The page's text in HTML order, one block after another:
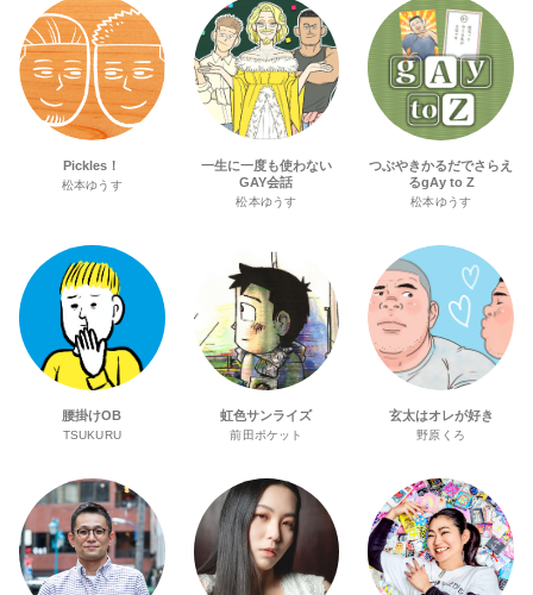
Pickles！
松本ゆうす
一生に一度も使わない
GAY会話
松本ゆうす
つぶやきかるだでさらえ
るgAy to Z
松本ゆうす
腰掛けOB
TSUKURU
虹色サンライズ
前田ポケット
玄太はオレが好き
野原くろ